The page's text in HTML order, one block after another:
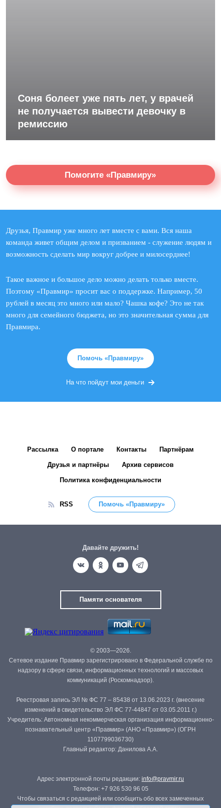
Соня болеет уже пять лет, у врачей
не получается вывести девочку в
ремиссию
Помогите «Правмиру»
Друзья, Правмир уже много лет вместе с вами. Вся наша
команда живет общим делом и призванием - служение людям и
возможность сделать мир вокруг добрее и милосерднее!
Такое важное и большое дело можно делать только вместе.
Поэтому «Правмир» просит вас о поддержке. Например, 50
рублей в месяц это много или мало? Чашка кофе? Это не так
много для семейного бюджета, но это значительная сумма для
Правмира.
Помочь «Правмиру»
На что пойдут мои деньги
Рассылка О портале Контакты Партнёрам
Друзья и партнёры Архив сервисов
Политика конфиденциальности
RSS Помочь «Правмиру»
Давайте дружить!
Памяти основателя
© 2003—2026.
Сетевое издание Правмир зарегистрировано в Федеральной службе по
надзору в сфере связи, информационных технологий и массовых
коммуникаций (Роскомнадзор).
Реестровая запись ЭЛ № ФС 77 – 85438 от 13.06.2023 г. (внесение
изменений в свидетельство ЭЛ ФС 77-44847 от 03.05.2011 г.)
Учредитель: Автономная некоммерческая организация информационно-
познавательный центр «Правмир» (АНО «Правмир») (ОГРН
1107799036730)
Главный редактор: Данилова А.А.
Адрес электронной почты редакции: info@pravmir.ru
Телефон: +7 926 530 96 05
Чтобы связаться с редакцией или сообщить обо всех замеченных